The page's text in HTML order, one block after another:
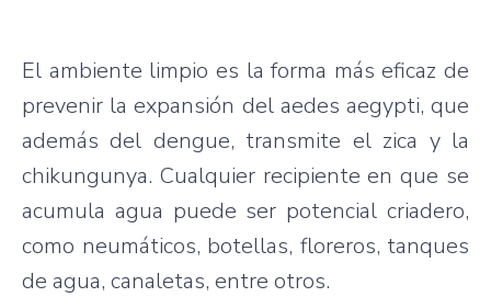
El ambiente limpio es la forma más eficaz de
prevenir la expansión del aedes aegypti, que
además del dengue, transmite el zica y la
chikungunya. Cualquier recipiente en que se
acumula agua puede ser potencial criadero,
como neumáticos, botellas, floreros, tanques
de agua, canaletas, entre otros.